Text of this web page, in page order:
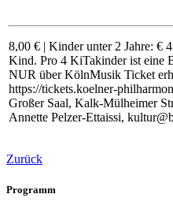
8,00 € | Kinder unter 2 Jahre: €
Kind. Pro 4 KiTakinder ist eine
NUR über KölnMusik Ticket
https://tickets.koelner-
Großer Saal, Kalk-Mülheimer
Annette Pelzer-Ettaissi,
Zurück
Programm